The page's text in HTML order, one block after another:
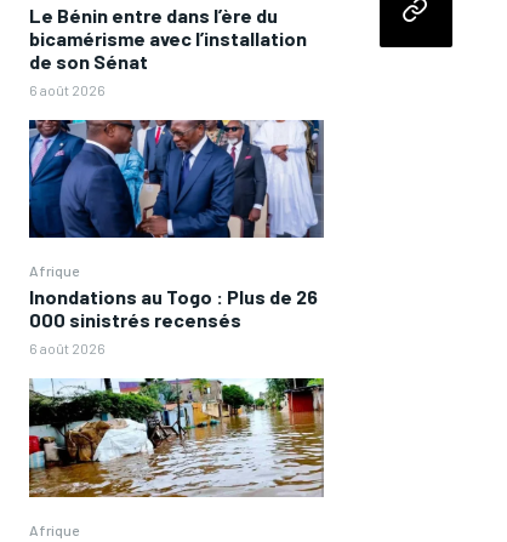
Le Bénin entre dans l’ère du
bicamérisme avec l’installation
de son Sénat
6 août 2026
Afrique
Inondations au Togo : Plus de 26
000 sinistrés recensés
6 août 2026
Afrique